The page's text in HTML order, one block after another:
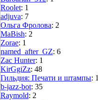
Roolet: 1
adjuva: 7
Ольга Фролова: 2
MaBish: 2
Zorae: 1
named_after_GZ: 6
Zac Hunter: 1
KirGgiZz: 48
Гильдия: Печати и штампы: 1
b-jazz-bot: 35
Raymold: 2